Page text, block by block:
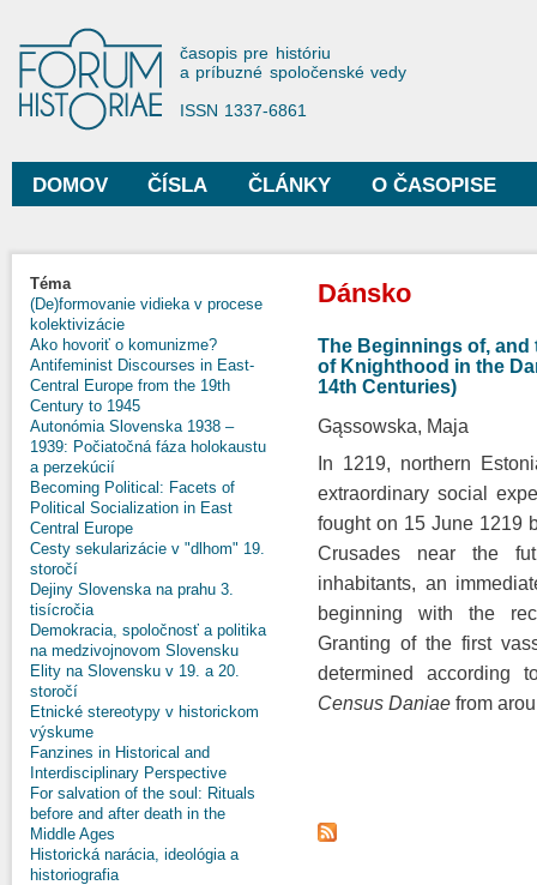
Forum Historiae
časopis pre históriu
a príbuzné spoločenské vedy
ISSN 1337-6861
Hlavné menu
DOMOV ČÍSLA ČLÁNKY O ČASOPISE
Nachádzate sa tu
Téma
(De)formovanie vidieka v procese
kolektivizácie
Ako hovoriť o komunizme?
Antifeminist Discourses in East-
Central Europe from the 19th
Century to 1945
Autonómia Slovenska 1938 –
1939: Počiatočná fáza holokaustu
a perzekúcií
Becoming Political: Facets of
Political Socialization in East
Central Europe
Cesty sekularizácie v "dlhom" 19.
storočí
Dejiny Slovenska na prahu 3.
tisícročia
Demokracia, spoločnosť a politika
na medzivojnovom Slovensku
Elity na Slovensku v 19. a 20.
storočí
Etnické stereotypy v historickom
výskume
Fanzines in Historical and
Interdisciplinary Perspective
For salvation of the soul: Rituals
before and after death in the
Middle Ages
Historická narácia, ideológia a
historiografia
Dánsko
The Beginnings of, and
of Knighthood in the
14th Centuries)
Gąssowska, Maja
In 1219, northern
extraordinary social
fought on 15 June 1219
Crusades near the
inhabitants, an
beginning with the
Granting of the first
determined
Census Daniae from